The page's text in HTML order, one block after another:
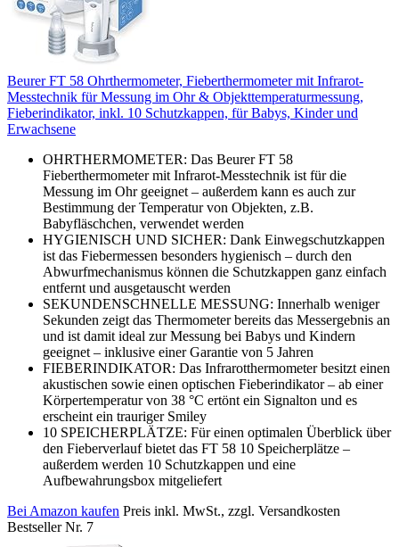
Beurer FT 58 Ohrthermometer, Fieberthermometer mit Infrarot-
Messtechnik für Messung im Ohr & Objekttemperaturmessung,
Fieberindikator, inkl. 10 Schutzkappen, für Babys, Kinder und
Erwachsene
OHRTHERMOMETER: Das Beurer FT 58
Fieberthermometer mit Infrarot-Messtechnik ist für die
Messung im Ohr geeignet – außerdem kann es auch zur
Bestimmung der Temperatur von Objekten, z.B.
Babyfläschchen, verwendet werden
HYGIENISCH UND SICHER: Dank Einwegschutzkappen
ist das Fiebermessen besonders hygienisch – durch den
Abwurfmechanismus können die Schutzkappen ganz einfach
entfernt und ausgetauscht werden
SEKUNDENSCHNELLE MESSUNG: Innerhalb weniger
Sekunden zeigt das Thermometer bereits das Messergebnis an
und ist damit ideal zur Messung bei Babys und Kindern
geeignet – inklusive einer Garantie von 5 Jahren
FIEBERINDIKATOR: Das Infrarotthermometer besitzt einen
akustischen sowie einen optischen Fieberindikator – ab einer
Körpertemperatur von 38 °C ertönt ein Signalton und es
erscheint ein trauriger Smiley
10 SPEICHERPLÄTZE: Für einen optimalen Überblick über
den Fieberverlauf bietet das FT 58 10 Speicherplätze –
außerdem werden 10 Schutzkappen und eine
Aufbewahrungsbox mitgeliefert
Bei Amazon kaufen Preis inkl. MwSt., zzgl. Versandkosten
Bestseller Nr. 7